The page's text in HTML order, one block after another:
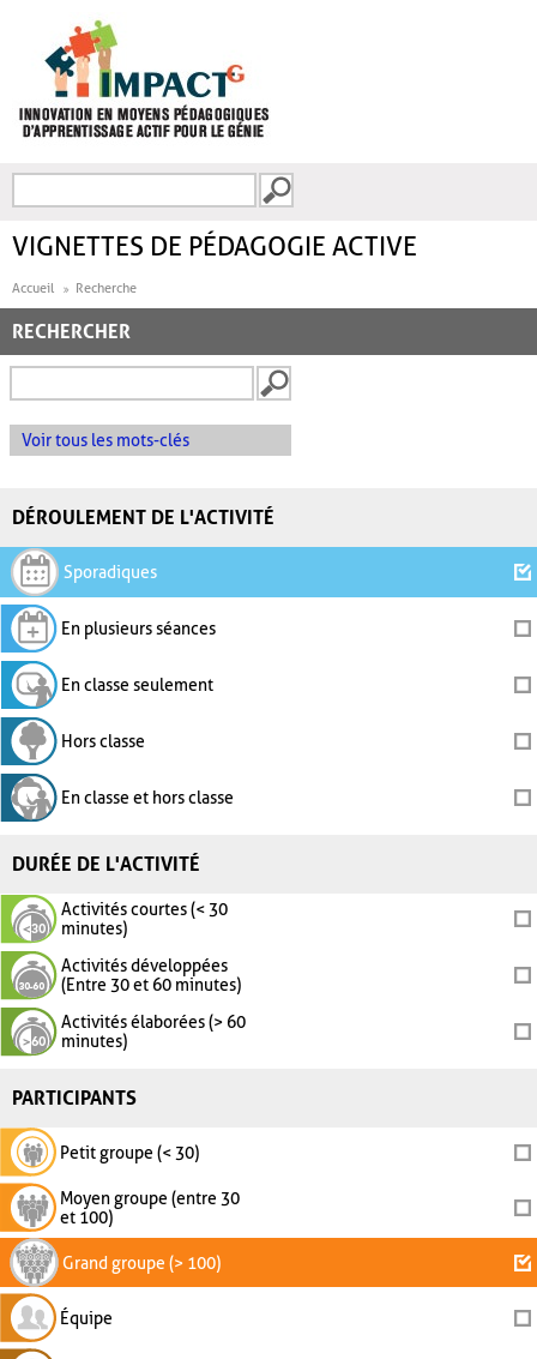
FORMULAIRE DE
VIGNETTES DE PÉDAGOGIE ACTIVE
Accueil Recherche
RECHERCHER
Voir tous les mots-clés
DÉROULEMENT DE L'ACTIVITÉ
Sporadiques
En plusieurs séances
En classe seulement
Hors classe
En classe et hors classe
DURÉE DE L'ACTIVITÉ
Activités courtes (< 30
minutes)
Activités développées
(Entre 30 et 60 minutes)
Activités élaborées (> 60
minutes)
PARTICIPANTS
Petit groupe (< 30)
Moyen groupe (entre 30
et 100)
Grand groupe (> 100)
Équipe